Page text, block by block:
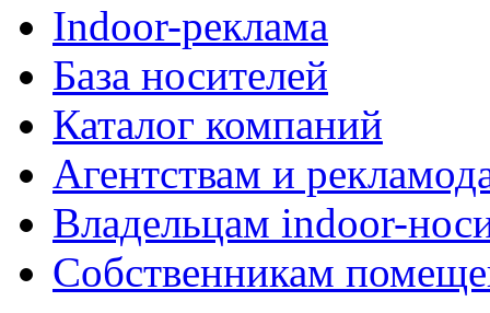
Indoor-реклама
База носителей
Каталог компаний
Агентствам и
Владельцам indoor-
Собственникам